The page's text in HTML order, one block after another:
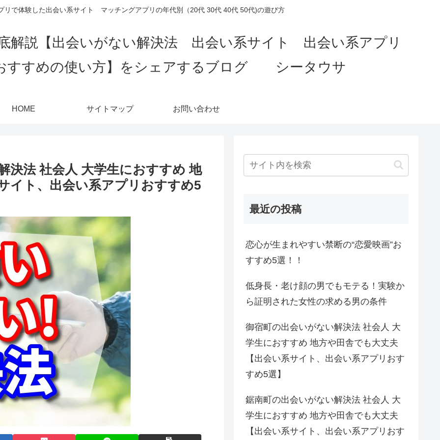
リで体験した出会い系サイト マッチングアプリの年代別（20代 30代 40代 50代)の遊び方
解説【出会いがない解決法 出会い系サイト 出会い系アプリ
すすめの使い方】をシェアするブログ シータウサ
HOME サイトマップ お問い合わせ
決法 社会人 大学生におすすめ 地
イト、出会い系アプリおすすめ5
最近の投稿
恋心が生まれやすい禁断の“恋愛映画”お
すすめ5選！！
低身長・老け顔の男でもモテる！実験か
ら証明された女性の求める男の条件
御宿町の出会いがない解決法 社会人 大
学生におすすめ 地方や田舎でも大丈夫
【出会い系サイト、出会い系アプリおす
すめ5選】
鋸南町の出会いがない解決法 社会人 大
学生におすすめ 地方や田舎でも大丈夫
【出会い系サイト、出会い系アプリおす